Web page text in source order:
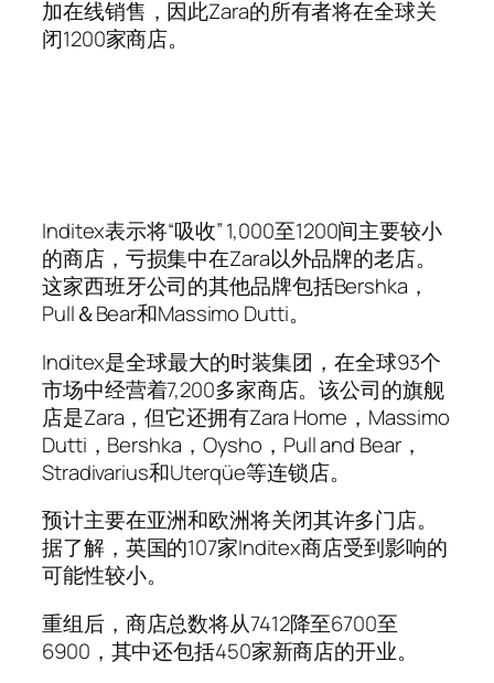
加在线销售，因此Zara的所有者将在全球关
闭1200家商店。
Inditex表示将“吸收” 1,000至1200间主要较小
的商店，亏损集中在Zara以外品牌的老店。
这家西班牙公司的其他品牌包括Bershka，
Pull＆Bear和Massimo Dutti。
Inditex是全球最大的时装集团，在全球93个
市场中经营着7,200多家商店。该公司的旗舰
店是Zara，但它还拥有Zara Home，Massimo
Dutti，Bershka，Oysho，Pull and Bear，
Stradivarius和Uterqüe等连锁店。
预计主要在亚洲和欧洲将关闭其许多门店。
据了解，英国的107家Inditex商店受到影响的
可能性较小。
重组后，商店总数将从7412降至6700至
6900，其中还包括450家新商店的开业。